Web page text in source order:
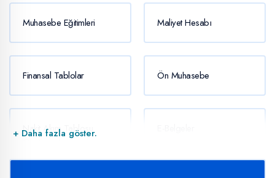
Muhasebe Eğitimleri Maliyet Hesabı
Finansal Tablolar Ön Muhasebe
Nakit Akım Tablosu
+ Daha fazla göster.